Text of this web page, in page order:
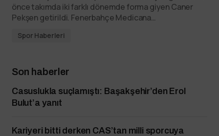
önce takımda iki farklı dönemde forma giyen Caner
Pekşen getirildi. Fenerbahçe Medicana…
Spor Haberleri
Son haberler
Casuslukla suçlamıştı: Başakşehir’den Erol
Bulut’a yanıt
Kariyeri bitti derken CAS’tan milli sporcuya